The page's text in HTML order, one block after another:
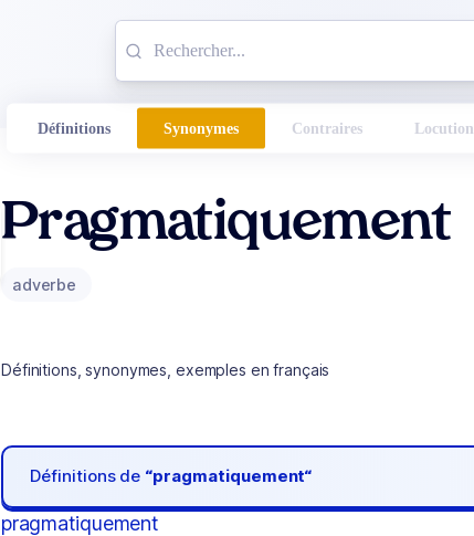
Définitions Synonymes Contraires
Pragmatiquement
adverbe
Définitions, synonymes, exemples en français
Définitions de “pragmatiquement“
pragmatiquement